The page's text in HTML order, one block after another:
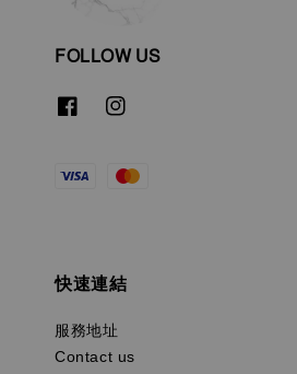
FOLLOW US
快速連結
服務地址
Contact us